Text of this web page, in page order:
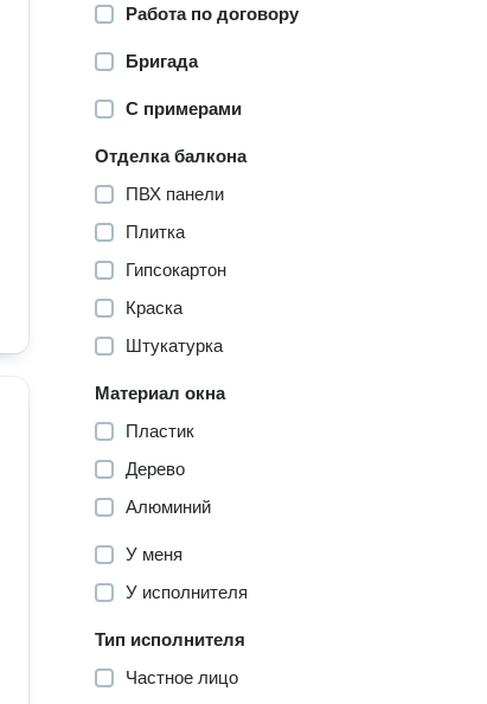
Работа по договору
Бригада
С примерами
Отделка балкона
ПВХ панели
Плитка
Гипсокартон
Краска
Штукатурка
Материал окна
Пластик
Дерево
Алюминий
У меня
У исполнителя
Тип исполнителя
Частное лицо